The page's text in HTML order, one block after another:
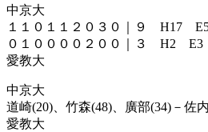
中京大
１１０１１２０３０｜９ H17
０１００００２００｜３ H2 E3
愛教大
中京大
道崎(20)、竹森(48)、廣部(34)－佐
愛教大